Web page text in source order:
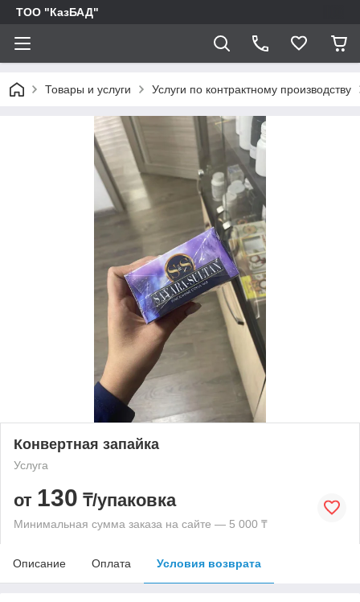
ТОО "КазБАД"
Товары и услуги Услуги по контрактному производству
Конвертная запайка
Услуга
от 130 ₸/упаковка
Минимальная сумма заказа на сайте — 5 000 ₸
Описание Оплата Условия возврата